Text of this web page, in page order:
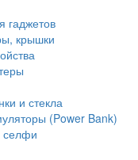
гаджетов
крышки
и стекла
(Power Bank)